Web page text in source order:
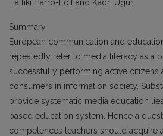
Halliki Harro-Loit and Kadri Ugur
Summary
European communication and
repeatedly refer to media literacy as a
successfully performing active citizens
consumers in information society.
provide systematic media education
based education system. Hence a
competences teachers should acquire